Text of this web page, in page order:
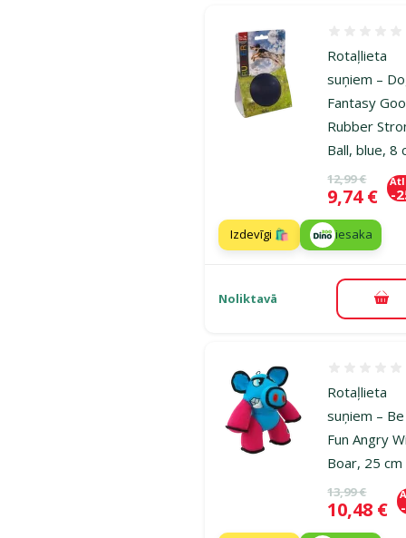
Rotaļlieta
suņiem –
Fantasy
Rubber
Ball, blue, 8
Oriģinālā
12,99 €
Cena
9,74 € -
Izdevīgi 🛍️ iesaka
Noliktavā
Rotaļlieta
suņiem – Be
Fun Angry
Boar, 25 cm
Oriģinālā
13,99 €
Cena
10,48 €